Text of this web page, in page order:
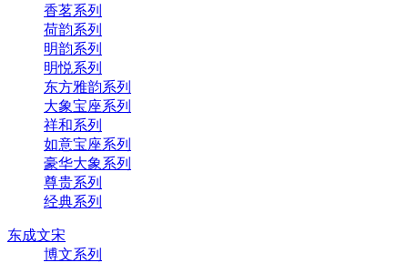
香茗系列
荷韵系列
明韵系列
明悦系列
东方雅韵系列
大象宝座系列
祥和系列
如意宝座系列
豪华大象系列
尊贵系列
经典系列
东成文宋
博文系列